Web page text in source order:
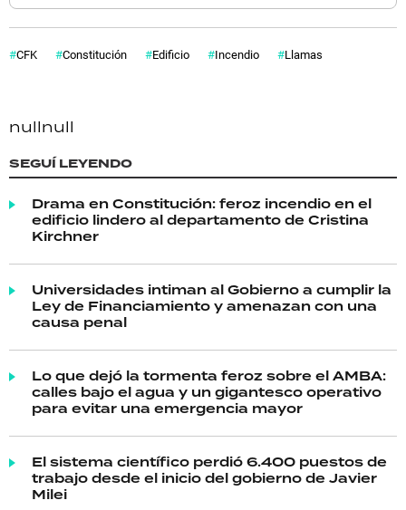
CFK Constitución Edificio Incendio Llamas
nullnull
SEGUÍ LEYENDO
Drama en Constitución: feroz incendio en el
edificio lindero al departamento de Cristina
Kirchner
Universidades intiman al Gobierno a cumplir la
Ley de Financiamiento y amenazan con una
causa penal
Lo que dejó la tormenta feroz sobre el AMBA:
calles bajo el agua y un gigantesco operativo
para evitar una emergencia mayor
El sistema científico perdió 6.400 puestos de
trabajo desde el inicio del gobierno de Javier
Milei